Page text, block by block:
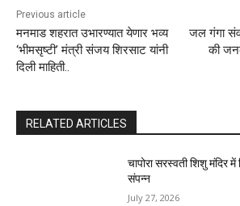
Previous article
मनमाड शहरात उभारण्यात येणार भव्य
‘भीमसृष्टी’ मंत्री संजय शिरसाट यांनी
दिली माहिती..
जल गंगा
की
RELATED ARTICLES
चापोरा सरस्वती शिशु मंदिर
संपन्न
July 27, 2026